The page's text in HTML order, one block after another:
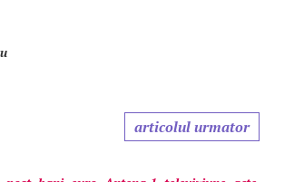
articolul urmator